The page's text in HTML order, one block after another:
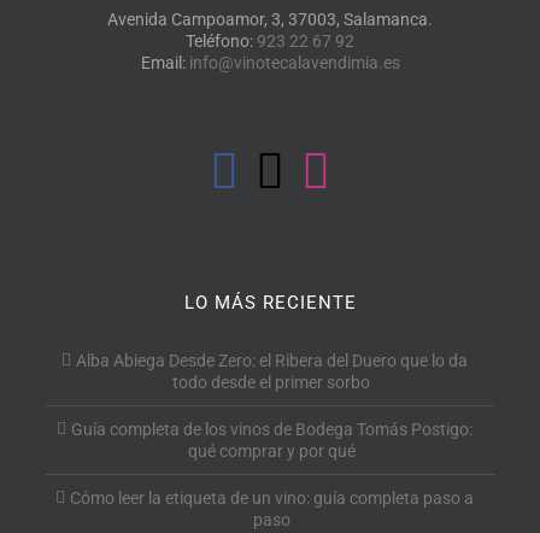
Avenida Campoamor, 3, 37003, Salamanca.
Teléfono: 923 22 67 92
Email: info@vinotecalavendimia.es
LO MÁS RECIENTE
Alba Abiega Desde Zero: el Ribera del Duero que lo da
todo desde el primer sorbo
Guía completa de los vinos de Bodega Tomás Postigo:
qué comprar y por qué
Cómo leer la etiqueta de un vino: guía completa paso a
paso